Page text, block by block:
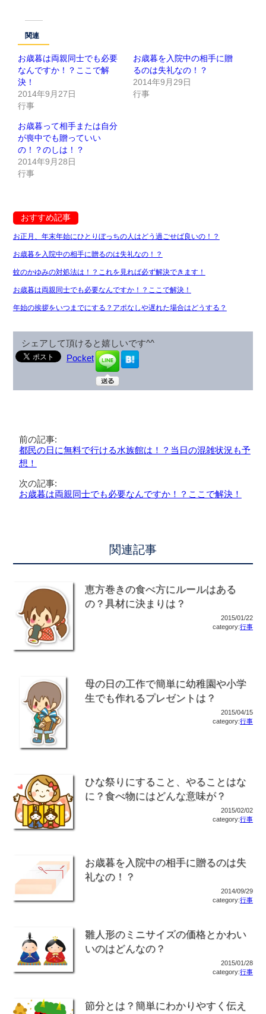
関連
お歳暮は両親同士でも必要
なんですか！？ここで解
決！
2014年9月27日
行事
お歳暮を入院中の相手に贈
るのは失礼なの！？
2014年9月29日
行事
お歳暮って相手または自分
が喪中でも贈っていい
の！？のしは！？
2014年9月28日
行事
おすすめ記事
お正月、年末年始にひとりぼっちの人はどう過ごせば良いの！？
お歳暮を入院中の相手に贈るのは失礼なの！？
蚊のかゆみの対処法は！？これを見れば必ず解決できます！
お歳暮は両親同士でも必要なんですか！？ここで解決！
年始の挨拶をいつまでにする？アポなしや遅れた場合はどうする？
シェアして頂けると嬉しいです^^
Pocket
前の記事:
都民の日に無料で行ける水族館は！？当日の混雑状況も予
想！
次の記事:
お歳暮は両親同士でも必要なんですか！？ここで解決！
関連記事
恵方巻きの食べ方にルールはある
の？具材に決まりは？
2015/01/22
category:行事
母の日の工作で簡単に幼稚園や小学
生でも作れるプレゼントは？
2015/04/15
category:行事
ひな祭りにすること、やることはな
に？食べ物にはどんな意味が？
2015/02/02
category:行事
お歳暮を入院中の相手に贈るのは失
礼なの！？
2014/09/29
category:行事
雛人形のミニサイズの価格とかわい
いのはどんなの？
2015/01/28
category:行事
節分とは？簡単にわかりやすく伝え